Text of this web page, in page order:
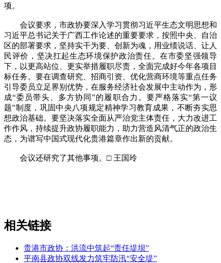
项。
会议要求，市政协要深入学习贯彻习近平生态文明思想和
习近平总书记关于广西工作论述的重要要求，按照中央、自治
区的部署要求，坚持实干为要、创新为魂，用业绩说话、让人
民评价，坚决扛起生态环境保护政治责任。在市委坚强领导
下，以更高站位、更实举措履职尽责，全面完成好今年各项目
标任务。要在调查研究、招商引资、优化营商环境等重点任务
引导委员立足界别优势，在服务经济社会发展中主动作为，形
成“委员带头、多方协同”的履职合力。要严格落实“第一议
题”制度，巩固中央八项规定精神学习教育成果，不断夯实思
想政治基础。要坚决落实全面从严治党主体责任，大力改进工
作作风，持续提升政协履职能力，助力营造风清气正的政治生
态，为谱写中国式现代化贵港篇章作出新的贡献。
会议还研究了其他事项。□ 王国玲
相关链接
贵港市政协：洪流中筑起“责任堤坝”
平南县政协双线发力筑牢防汛“安全堤”